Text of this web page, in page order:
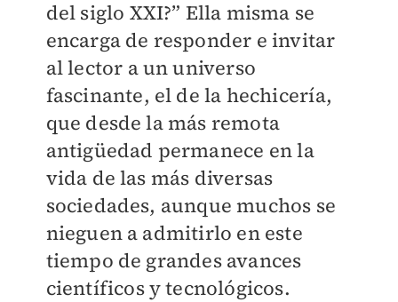
del siglo XXI?” Ella misma se
encarga de responder e invitar
al lector a un universo
fascinante, el de la hechicería,
que desde la más remota
antigüedad permanece en la
vida de las más diversas
sociedades, aunque muchos se
nieguen a admitirlo en este
tiempo de grandes avances
científicos y tecnológicos.